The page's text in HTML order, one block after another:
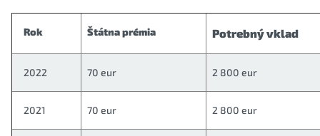
Rok Štátna prémia Potrebný vklad
2022 70 eur 2 800 eur
2021 70 eur 2 800 eur